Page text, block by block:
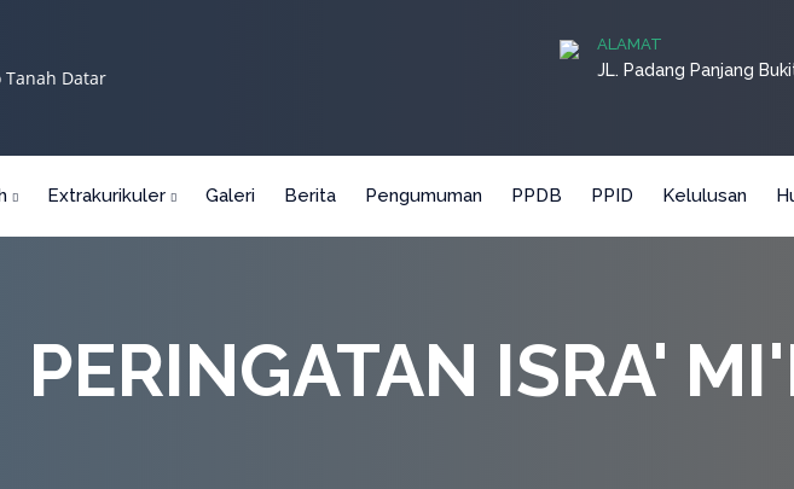
Tanah Datar
ALAMAT
JL. Padang Panjang
Extrakurikuler Galeri Berita Pengumuman PPDB PPID Kelulusan
PERINGATAN ISRA'